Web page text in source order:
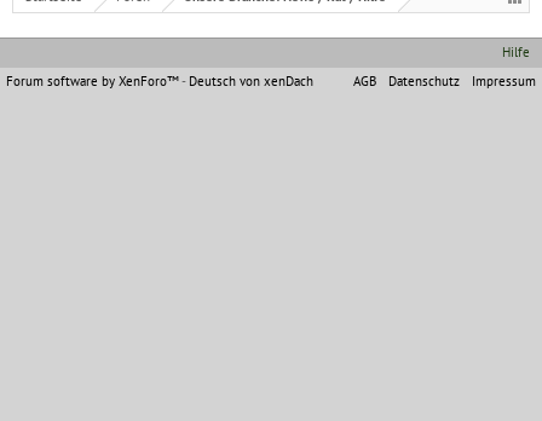
Hilfe
AGB
Datenschutz Impressum
Forum software by XenForo™- Deutsch von xenDach